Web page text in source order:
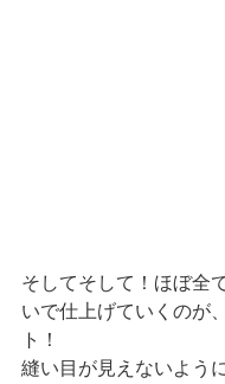
そしてそして！ほぼ全
いで仕上げていくのが
ト！
縫い目が見えないよう